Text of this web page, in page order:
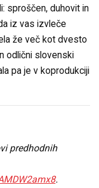
sproščen, duhovit in
iz vas izvleče
že več kot dvesto
odlični slovenski
pa je v koprodukciji
predhodnih
.